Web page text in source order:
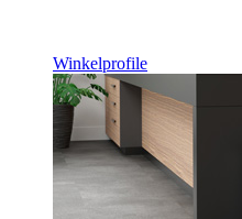
Winkelprofile